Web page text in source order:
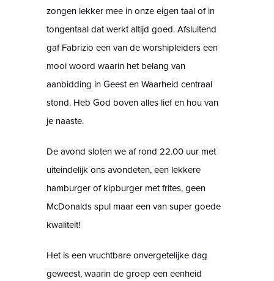
zongen lekker mee in onze eigen taal of in
tongentaal dat werkt altijd goed. Afsluitend
gaf Fabrizio een van de worshipleiders een
mooi woord waarin het belang van
aanbidding in Geest en Waarheid centraal
stond. Heb God boven alles lief en hou van
je naaste.
De avond sloten we af rond 22.00 uur met
uiteindelijk ons avondeten, een lekkere
hamburger of kipburger met frites, geen
McDonalds spul maar een van super goede
kwaliteit!
Het is een vruchtbare onvergetelijke dag
geweest, waarin de groep een eenheid